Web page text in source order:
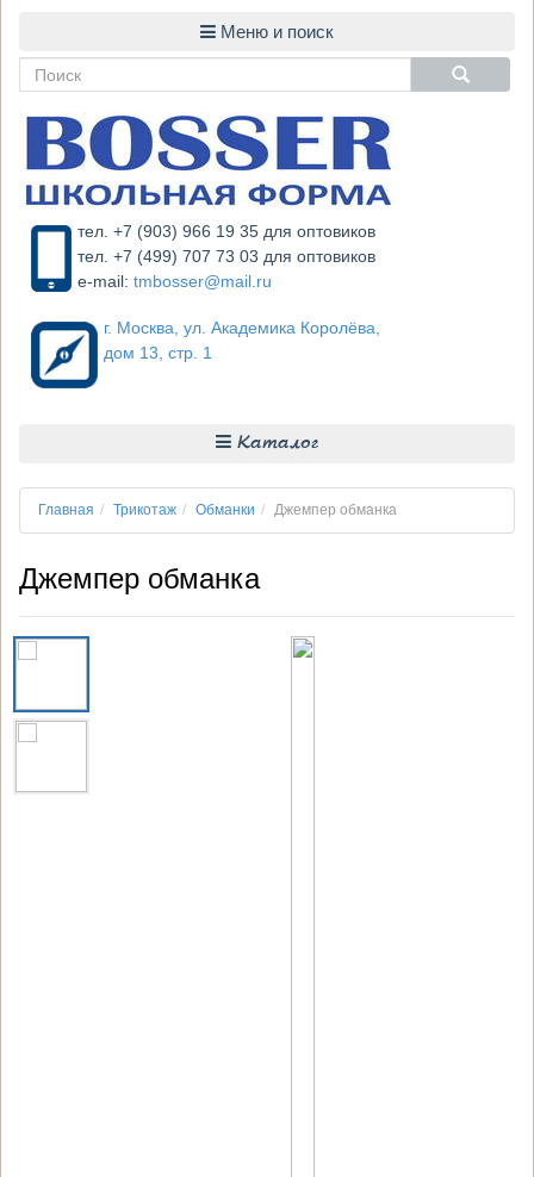
тел. +7 (903) 966 19 35 для оптовиков
тел. +7 (499) 707 73 03 для оптовиков
e-mail: tmbosser@mail.ru
г. Москва, ул. Академика Королёва,
дом 13, стр. 1
Каталог
Главная Трикотаж Обманки Джемпер обманка
Джемпер обманка